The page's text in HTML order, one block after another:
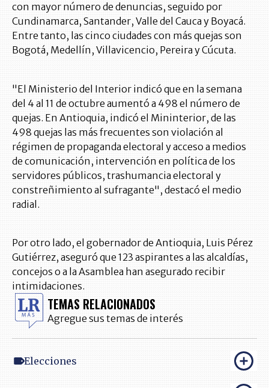
con mayor número de denuncias, seguido por
Cundinamarca, Santander, Valle del Cauca y Boyacá.
Entre tanto, las cinco ciudades con más quejas son
Bogotá, Medellín, Villavicencio, Pereira y Cúcuta.
"El Ministerio del Interior indicó que en la semana
del 4 al 11 de octubre aumentó a 498 el número de
quejas. En Antioquia, indicó el Mininterior, de las
498 quejas las más frecuentes son violación al
régimen de propaganda electoral y acceso a medios
de comunicación, intervención en política de los
servidores públicos, trashumancia electoral y
constreñimiento al sufragante", destacó el medio
radial.
Por otro lado, el gobernador de Antioquia, Luis Pérez
Gutiérrez, aseguró que 123 aspirantes a las alcaldías,
concejos o a la Asamblea han asegurado recibir
intimidaciones.
TEMAS RELACIONADOS
Agregue sus temas de interés
Elecciones